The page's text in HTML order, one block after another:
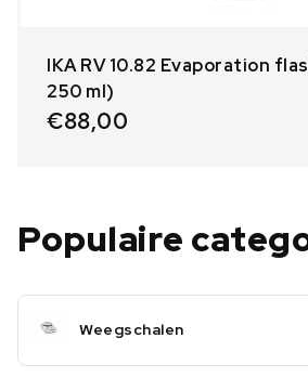
IKA RV 10.82 Evaporation
250 ml)
€88,00
Populaire
Weegschalen